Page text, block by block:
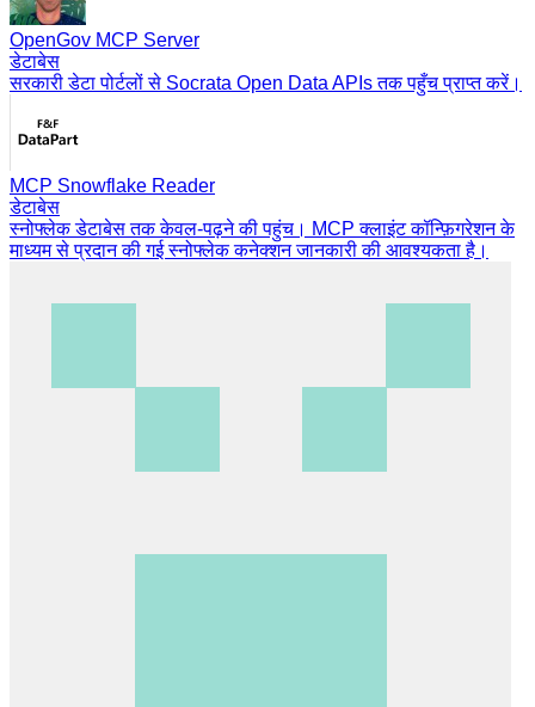
OpenGov MCP Server
डेटाबेस
सरकारी डेटा पोर्टलों से Socrata Open Data APIs तक पहुँच प्राप्त करें।
MCP Snowflake Reader
डेटाबेस
स्नोफ्लेक डेटाबेस तक केवल-पढ़ने की पहुंच। MCP क्लाइंट कॉन्फ़िगरेशन के
माध्यम से प्रदान की गई स्नोफ्लेक कनेक्शन जानकारी की आवश्यकता है।